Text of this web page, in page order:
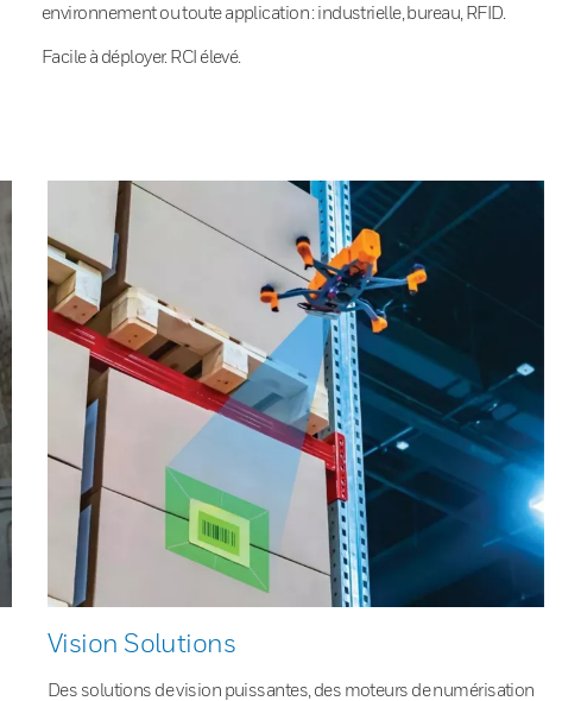
environnement ou toute application : industrielle, bureau, RFID.
Facile à déployer. RCI élevé.
Vision Solutions
Des solutions de vision puissantes, des moteurs de numérisation